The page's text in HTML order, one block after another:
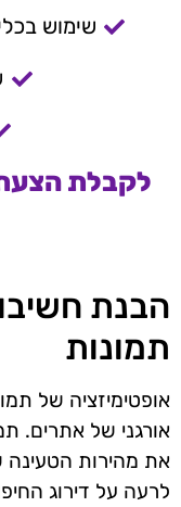
שימוש
לקבלת
הבנת
תמונות
אופטימיזציה של
אורגני של אתרים.
את מהירות
לרעה על דירוג